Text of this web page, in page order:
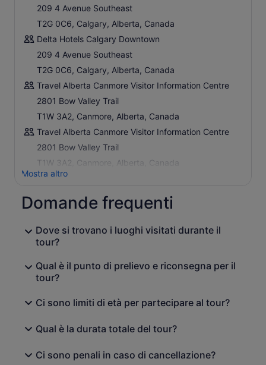
209 4 Avenue Southeast
T2G 0C6, Calgary, Alberta, Canada
Delta Hotels Calgary Downtown
209 4 Avenue Southeast
T2G 0C6, Calgary, Alberta, Canada
Travel Alberta Canmore Visitor Information Centre
2801 Bow Valley Trail
T1W 3A2, Canmore, Alberta, Canada
Travel Alberta Canmore Visitor Information Centre
2801 Bow Valley Trail
T1W 3A2, Canmore, Alberta, Canada
Mostra altro
Domande frequenti
Dove si trovano i luoghi visitati durante il
tour?
Qual è il punto di prelievo e riconsegna per il
tour?
Ci sono limiti di età per partecipare al tour?
Qual è la durata totale del tour?
Ci sono penali in caso di cancellazione?